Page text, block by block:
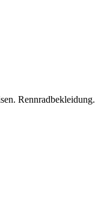
Rennradbekleidung.